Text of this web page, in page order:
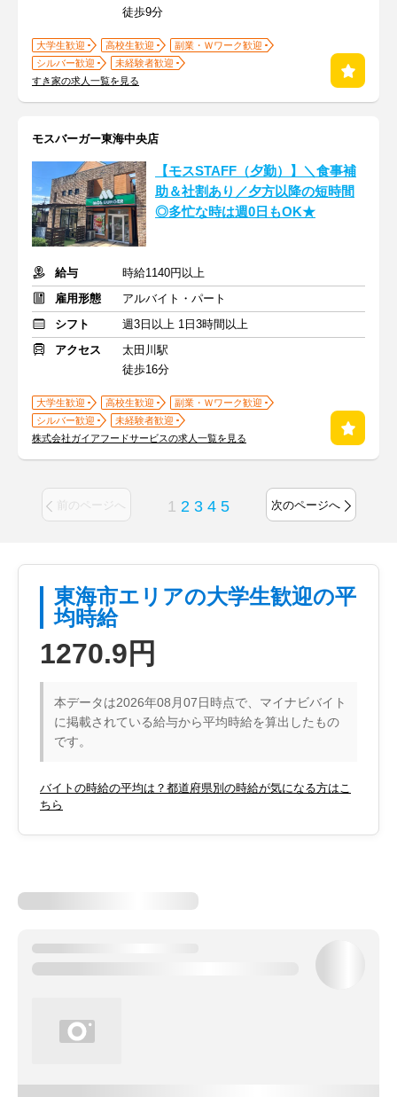
徒歩9分
大学生歓迎 高校生歓迎
副業・Ｗワーク歓迎
シルバー歓迎
未経験者歓迎
すき家の求人一覧を見る
モスバーガー東海中央店
【モスSTAFF（夕勤）】＼食事補
助＆社割あり／夕方以降の短時間
◎多忙な時は週0日もOK★
給与
時給1140円以上
雇用形態
アルバイト・パート
シフト
週3日以上 1日3時間以上
アクセス
太田川駅
徒歩16分
大学生歓迎 高校生歓迎
副業・Ｗワーク歓迎
シルバー歓迎
未経験者歓迎
株式会社ガイアフードサービスの求人一覧を見る
前のページへ 1 2 3 4 5 次のページへ
東海市エリアの大学生歓迎の平
均時給
1270.9円
本データは2026年08月07日時点で、マイナビバイト
に掲載されている給与から平均時給を算出したもの
です。
バイトの時給の平均は？都道府県別の時給が気になる方はこ
ちら